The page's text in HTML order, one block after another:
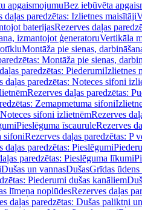
apgaismojumuBez iebūvēta
daļas paredzētas: Izlietnes maisītāji
baterijasRezerves daļas
izmantojot ģeneratoruVertikāla
Montāža pie sienas,
Montāža pie sienas,
paredzētas: PiederumiIzlietnes
daļas paredzētas: Noteces sifoni
Rezerves daļas paredzētas:
Zemapmetuma sifoni
Noteces sifoni izlietnēmRezerves
Pieslēguma īscauruleRezerves
sifoniRezerves daļas paredzētas: P
daļas paredzētas: Pieslēgumi
paredzētas: Pieslēguma līkumi
Dušas un vannasDušasGrīdas
Piederumi dušas kanāliem
līmeņa noplūdesRezerves daļas
daļas paredzētas: Dušas paliktņi